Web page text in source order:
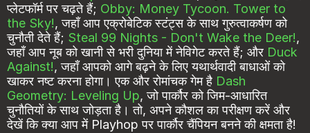
प्लेटफॉर्म पर चढ़ते हैं; Obby: Money Tycoon. Tower to
the Sky!, जहाँ आप एक्रोबेटिक स्टंट्स के साथ गुरुत्वाकर्षण को
चुनौती देते हैं; Steal 99 Nights - Don't Wake the Deer!,
जहाँ आप नूब को खानी से भरी दुनिया में नेविगेट करते हैं; और Duck
Against!, जहाँ आपको आगे बढ़ने के लिए यथार्थवादी बाधाओं को
खाकर नष्ट करना होगा। एक और रोमांचक गेम है Dash
Geometry: Leveling Up, जो पार्कौर को जिम-आधारित
चुनौतियों के साथ जोड़ता है। तो, अपने कौशल का परीक्षण करें और
देखें कि क्या आप में Playhop पर पार्कौर चैंपियन बनने की क्षमता है!